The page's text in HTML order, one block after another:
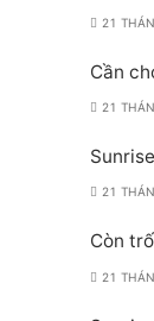
21
Cần
21
21
Còn
21